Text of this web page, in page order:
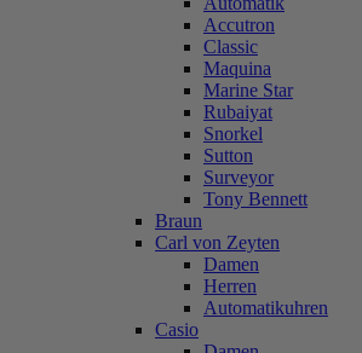
Accutron
Classic
Maquina
Marine Star
Rubaiyat
Snorkel
Sutton
Surveyor
Tony Bennett
Braun
Carl von Zeyten
Damen
Herren
Automatikuhren
Casio